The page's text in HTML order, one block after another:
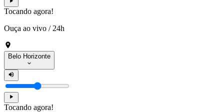
Tocando agora!
Ouça ao vivo / 24h
Belo Horizonte
Tocando agora!